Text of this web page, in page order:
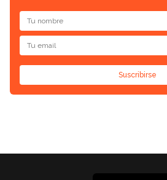
Suscribirse